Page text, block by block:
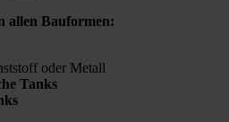
allen Bauformen:
oder Metall
Tanks